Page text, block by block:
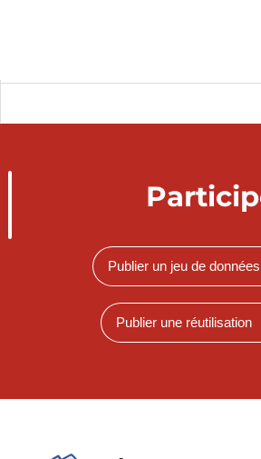
Publier un jeu de données
Publier une réutilisation